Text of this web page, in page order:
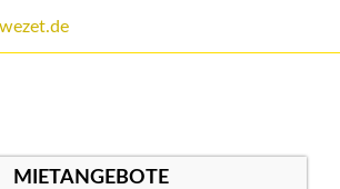
MIETANGEBOTE